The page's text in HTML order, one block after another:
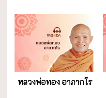
หลวงพ่อทอง อาภากโร